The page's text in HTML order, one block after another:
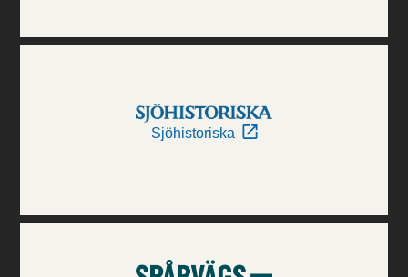
Sjöhistoriska